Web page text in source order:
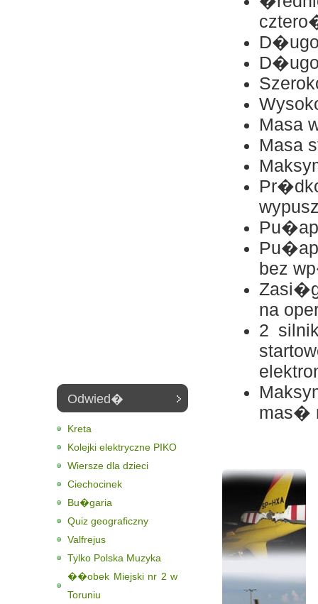
Masa
Masa
bez
na
2
mas�
Odwied�
Kreta
Kolejki elektryczne PIKO
Wiersze dla dzieci
Ciechocinek
Bu�garia
Quiz geograficzny
Valfrejus
Tylko Polska Muzyka
��obek Miejski nr 2 w
Toruniu